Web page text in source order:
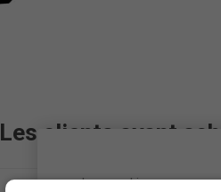
Les clients ayant
Les cookies nous